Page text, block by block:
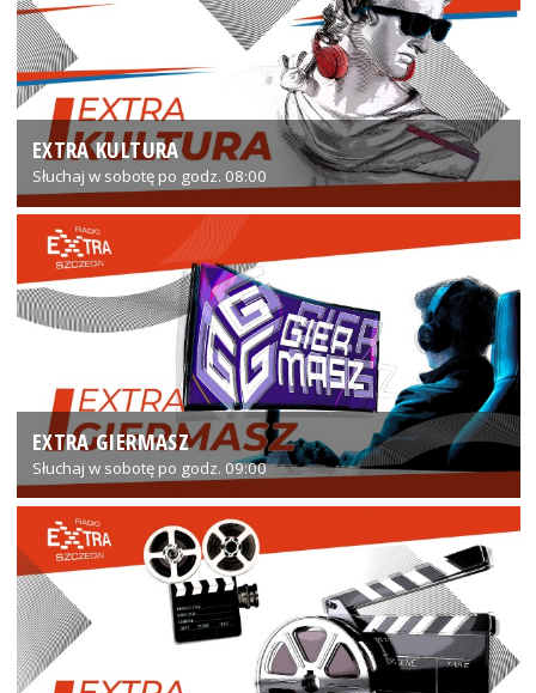
EXTRA KULTURA
Słuchaj w sobotę po godz. 08:00
EXTRA GIERMASZ
Słuchaj w sobotę po godz. 09:00